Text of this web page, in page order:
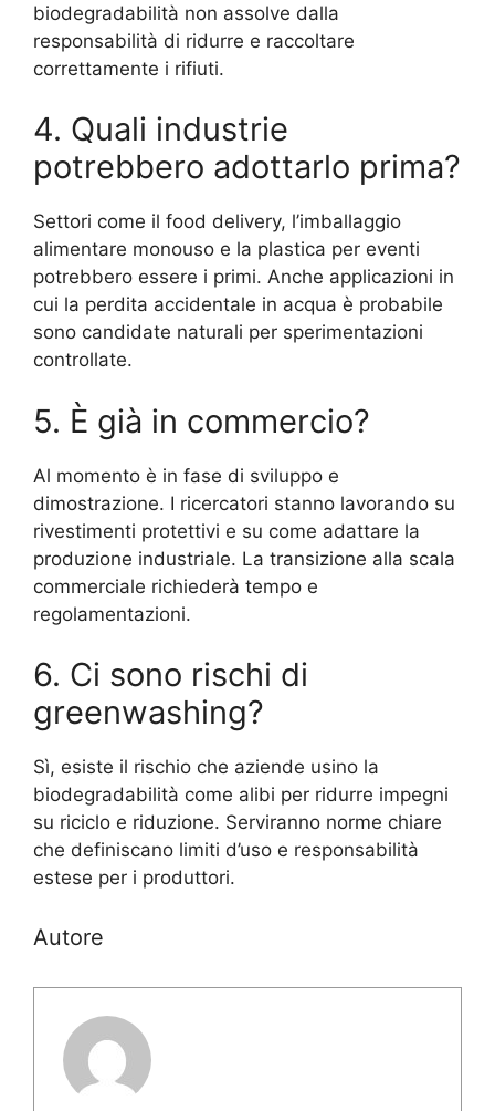
biodegradabilità non assolve dalla
responsabilità di ridurre e raccoltare
correttamente i rifiuti.
4. Quali industrie
potrebbero adottarlo prima?
Settori come il food delivery, l’imballaggio
alimentare monouso e la plastica per eventi
potrebbero essere i primi. Anche applicazioni in
cui la perdita accidentale in acqua è probabile
sono candidate naturali per sperimentazioni
controllate.
5. È già in commercio?
Al momento è in fase di sviluppo e
dimostrazione. I ricercatori stanno lavorando su
rivestimenti protettivi e su come adattare la
produzione industriale. La transizione alla scala
commerciale richiederà tempo e
regolamentazioni.
6. Ci sono rischi di
greenwashing?
Sì, esiste il rischio che aziende usino la
biodegradabilità come alibi per ridurre impegni
su riciclo e riduzione. Serviranno norme chiare
che definiscano limiti d’uso e responsabilità
estese per i produttori.
Autore